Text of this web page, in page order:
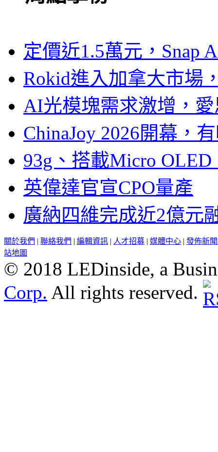
定價近1.5萬元，Snap
Rokid進入加拿大市場
AI光模塊需求激增，
ChinaJoy 2026開幕，
93g、搭載Micro
英偉達官宣CPO量產
廣納四維完成近2億元
關於我們 | 聯絡我們 | 編輯資訊 | 人才招募 | 媒體中心 | 發佈新
站地圖
© 2018 LEDinside, a
Corp. All rights reserved.